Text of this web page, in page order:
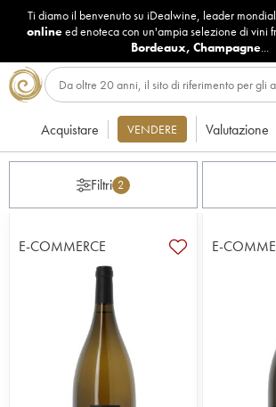
Ti diamo il benvenuto su iDealwine, leader
onlineed enoteca con un'ampia selezione di vini
Bordeaux, Champagne...
Acquistare VENDERE Valutazione
Filtri 2
E-COMMERCE E-